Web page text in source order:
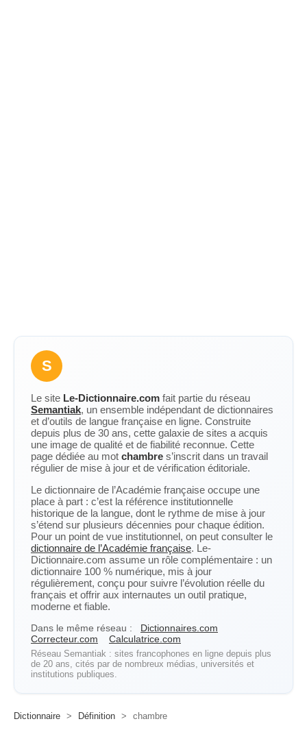
S
Le site Le-Dictionnaire.com fait partie du réseau
Semantiak, un ensemble indépendant de dictionnaires
et d’outils de langue française en ligne. Construite
depuis plus de 30 ans, cette galaxie de sites a acquis
une image de qualité et de fiabilité reconnue. Cette
page dédiée au mot chambre s’inscrit dans un travail
régulier de mise à jour et de vérification éditoriale.
Le dictionnaire de l’Académie française occupe une
place à part : c’est la référence institutionnelle
historique de la langue, dont le rythme de mise à jour
s’étend sur plusieurs décennies pour chaque édition.
Pour un point de vue institutionnel, on peut consulter le
dictionnaire de l’Académie française. Le-
Dictionnaire.com assume un rôle complémentaire : un
dictionnaire 100 % numérique, mis à jour
régulièrement, conçu pour suivre l’évolution réelle du
français et offrir aux internautes un outil pratique,
moderne et fiable.
Dans le même réseau :
Dictionnaires.com
Correcteur.com
Calculatrice.com
Réseau Semantiak : sites francophones en ligne depuis plus
de 20 ans, cités par de nombreux médias, universités et
institutions publiques.
Dictionnaire > Définition > chambre